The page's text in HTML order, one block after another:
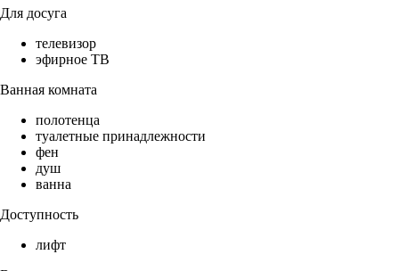
Для досуга
телевизор
эфирное ТВ
Ванная комната
полотенца
туалетные принадлежности
фен
душ
ванна
Доступность
лифт